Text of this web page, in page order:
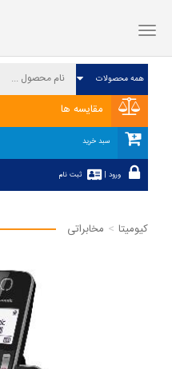
مقایسه ها
سبد خرید
ورود | ثبت نام
فهرست
کیومیتا مخابراتی